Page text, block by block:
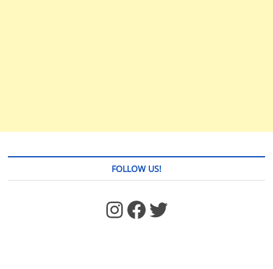
FOLLOW US!
https://www.facebook.com/jstages/ Facebook Twitter